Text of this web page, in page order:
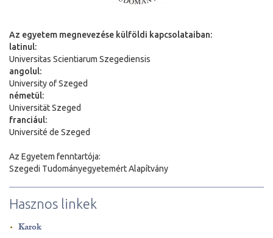
Az egyetem megnevezése külföldi kapcsolataiban:
latinul:
Universitas Scientiarum Szegediensis
angolul:
University of Szeged
németül:
Universität Szeged
franciául:
Université de Szeged
Az Egyetem fenntartója:
Szegedi Tudományegyetemért Alapítvány
Hasznos linkek
Karok